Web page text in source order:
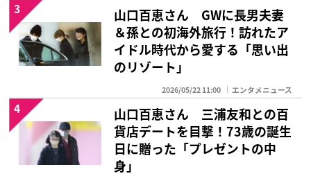
山口百恵さん GWに長男夫妻
＆孫との初海外旅行！訪れたア
イドル時代から愛する「思い出
のリゾート」
2026/05/22 11:00 エンタメニュース
3
山口百恵さん 三浦友和との百
貨店デートを目撃！73歳の誕生
日に贈った「プレゼントの中
身」
4